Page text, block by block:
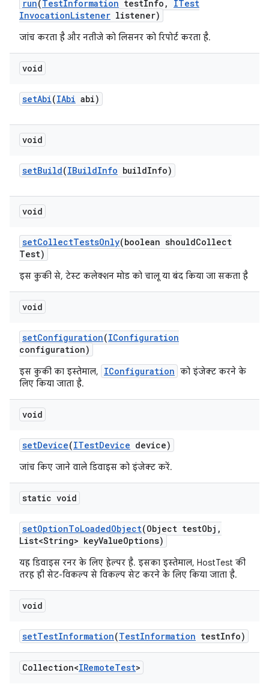
run(TestInformation testInfo ,
ITest
InvocationListener listener)
जांच करता है और नतीजे को लिसनर को रिपोर्ट करता है.
void
setAbi(IAbi abi)
void
setBuild(IBuildInfo buildInfo)
void
setCollectTestsOnly(boolean shouldCollect
Test)
इस कुकी से, टेस्ट कलेक्शन मोड को चालू या बंद किया जा सकता है
void
setConfiguration(IConfiguration
configuration)
इस कुकी का इस्तेमाल, IConfiguration को इंजेक्ट करने के
लिए किया जाता है.
void
setDevice(ITestDevice device)
जांच किए जाने वाले डिवाइस को इंजेक्ट करें.
static void
setOptionToLoadedObject(Object testObj ,
List<String> keyValueOptions)
यह डिवाइस रनर के लिए हेल्पर है. इसका इस्तेमाल, HostTest की
तरह ही सेट-विकल्प से विकल्प सेट करने के लिए किया जाता है.
void
setTestInformation(TestInformation testInfo)
Collection<IRemoteTest>